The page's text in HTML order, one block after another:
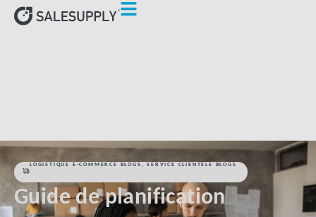
LOGISTIQUE E-COMMERCE BLOGS ,SERVICE CLIENTÈLE BLOGS
Guide de planification